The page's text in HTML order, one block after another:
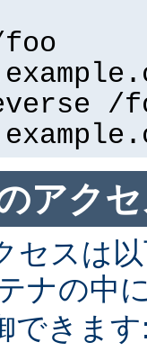
foo
/
アク
セスは
ナの中
できま